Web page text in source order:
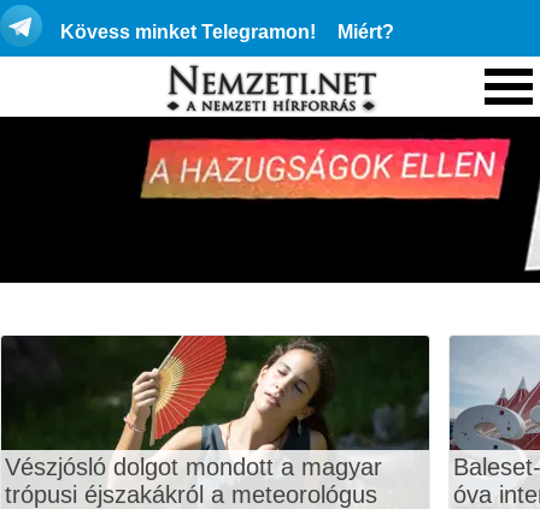
Kövess minket Telegramon! Miért?
Vészjósló dolgot mondott a magyar
trópusi éjszakákról a meteorológus
óva